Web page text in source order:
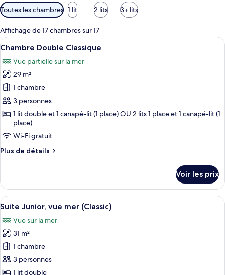
Filtres
disponibles
pour
les
chambres
Toutes les chambres 1 lit 2 lits 3+ lits
Affichage de 17 chambres sur 17
Afficher
toutes
les
photos
pour
ce
type
chambre :
Chambre
Double
Une chambre d’hôtel moderne
4
Chambre Double Classique
Vue partielle sur la mer
29 m²
1 chambre
3 personnes
1 lit double et 1 canapé-lit (1 place) OU 2 lits 1 place et 1 canapé-lit (1
place)
Wi-Fi gratuit
Plus de détails
Plus
le
type
de
Chambre
Double
Classique
Voir les prix
Afficher
toutes
les
photos
pour
ce
type
Une chambre d’hôtel moderne
4
Suite Junior, vue mer (Classic)
Vue sur la mer
31 m²
1 chambre
3 personnes
1 lit double